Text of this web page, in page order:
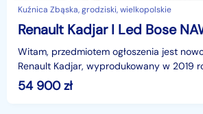
Kuźnica Zbąska, grodziski, wielkopolskie
Renault Kadjar I Led Bose
Witam, przedmiotem ogłoszenia jest
Renault Kadjar, wyprodukowany w 2019
benzynowym 1.3 o mocy 140KM (jest to
54 900zł